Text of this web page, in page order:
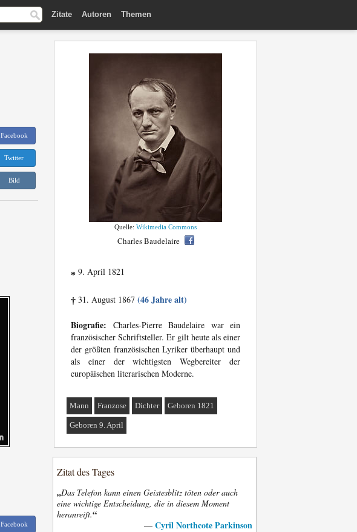
Zitate Autoren Themen
Facebook
Twitter
Bild
Facebook
Quelle: Wikimedia Commons
Charles Baudelaire
* 9. April 1821
† 31. August 1867 (46 Jahre alt)
Biografie: Charles-Pierre Baudelaire war ein
französischer Schriftsteller. Er gilt heute als einer
der größten französischen Lyriker überhaupt und
als einer der wichtigsten Wegbereiter der
europäischen literarischen Moderne.
Mann Franzose Dichter Geboren 1821
Geboren 9. April
Zitat des Tages
„Das Telefon kann einen Geistesblitz töten oder auch
eine wichtige Entscheidung, die in diesem Moment
heranreift.“
— Cyril Northcote Parkinson